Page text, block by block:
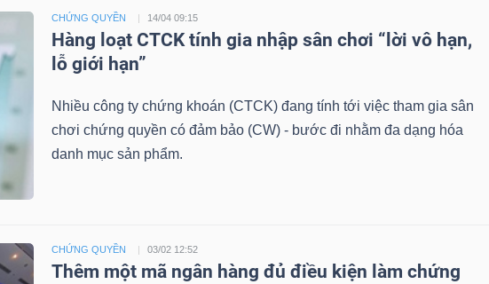
CHỨNG QUYỀN 14/04 09:15
Hàng loạt CTCK tính gia nhập sân chơi “lời vô hạn,
lỗ giới hạn”
Nhiều công ty chứng khoán (CTCK) đang tính tới việc tham gia sân
chơi chứng quyền có đảm bảo (CW) - bước đi nhằm đa dạng hóa
danh mục sản phẩm.
CHỨNG QUYỀN 03/02 12:52
Thêm một mã ngân hàng đủ điều kiện làm chứng